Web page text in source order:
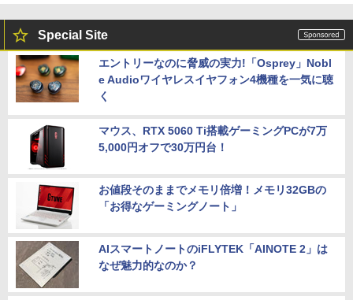
Special Site
エントリーなのに脅威の実力!「Osprey」Nobl
e Audioワイヤレスイヤフォン4機種を一気に聴
く
マウス、RTX 5060 Ti搭載ゲーミングPCが7万
5,000円オフで30万円台！
お値段そのままでメモリ倍増！メモリ32GBの
「お得なゲーミングノート」
AIスマートノートのiFLYTEK「AINOTE 2」は
なぜ魅力的なのか？